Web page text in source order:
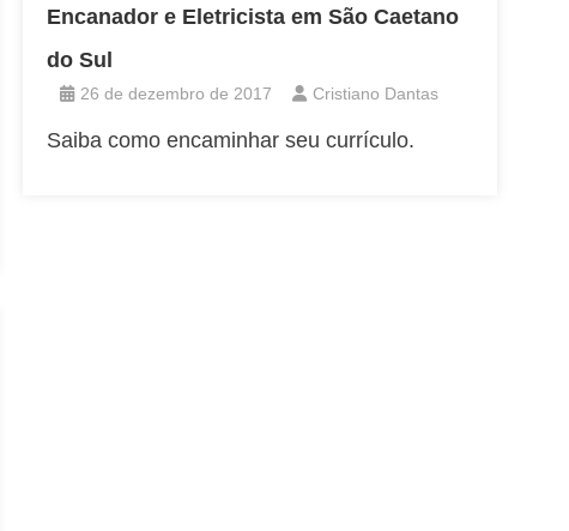
Encanador e Eletricista em São Caetano
do Sul
26 de dezembro de 2017 Cristiano Dantas
Saiba como encaminhar seu currículo.